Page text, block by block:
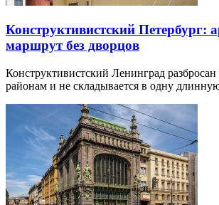
Конструктивистский Петербург:
маршрут без дворцов
Конструктивистский Ленинград
районам и не складывается в одну